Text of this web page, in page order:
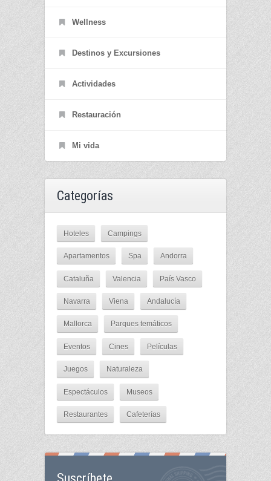
Wellness
Destinos y Excursiones
Actividades
Restauración
Mi vida
Categorías
Hoteles Campings
Apartamentos Spa Andorra
Cataluña Valencia País Vasco
Navarra Viena Andalucía
Mallorca Parques temáticos
Eventos Cines Películas
Juegos Naturaleza
Espectáculos Museos
Restaurantes Cafeterías